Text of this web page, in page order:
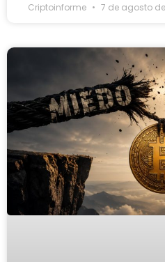
Criptoinforme 7 de agosto